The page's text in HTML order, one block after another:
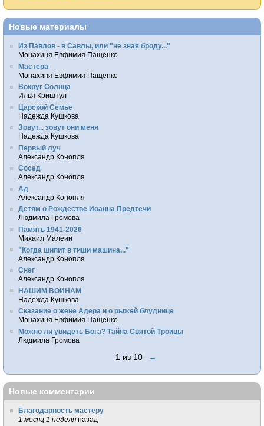
Новые материалы
Из Павлов - в Савлы, или "не зная броду..."
Монахиня Евфимия Пащенко
Мастера
Монахиня Евфимия Пащенко
Вокруг Солнца
Илья Криштул
Царской Семье
Надежда Кушкова
Зовут... зовут они меня
Надежда Кушкова
Первый луч
Александр Конопля
Сосед
Александр Конопля
Ад
Александр Конопля
Детям о Рождестве Иоанна Предтечи
Людмила Громова
Память 1941-2026
Михаил Малеин
"Когда шипит в тиши машина..."
Александр Конопля
Снег
Александр Конопля
НАШИМ ВОИНАМ
Надежда Кушкова
Сказание о жене Адера и о рыжей блуднице
Монахиня Евфимия Пащенко
Можно ли увидеть Бога? Тайна Святой Троицы
Людмила Громова
1 из 10 →
Новые комментарии
Благодарность мастеру
1 месяц 1 неделя назад